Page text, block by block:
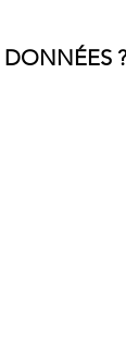
DONNÉES ?